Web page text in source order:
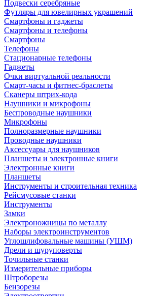
Подвески серебряные
Футляры для ювелирных украшений
Смартфоны и гаджеты
Смартфоны и телефоны
Смартфоны
Телефоны
Стационарные телефоны
Гаджеты
Очки виртуальной реальности
Смарт-часы и фитнес-браслеты
Сканеры штрих-кода
Наушники и микрофоны
Беспроводные наушники
Микрофоны
Полноразмерные наушники
Проводные наушники
Аксессуары для наушников
Планшеты и электронные книги
Электронные книги
Планшеты
Инструменты и строительная техника
Рейсмусовые станки
Инструменты
Замки
Электроножницы по металлу
Наборы электроинструментов
Углошлифовальные машины (УШМ)
Дрели и шуруповерты
Точильные станки
Измерительные приборы
Штроборезы
Бензорезы